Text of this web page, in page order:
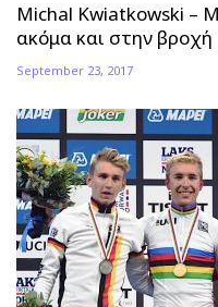
Michal Kwiatkowski –
ακόμα και στην βροχή
September 23, 2017